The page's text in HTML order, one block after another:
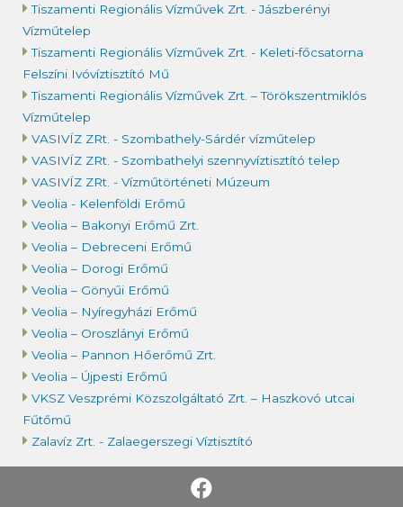
Tiszamenti Regionális Vízművek Zrt. - Jászberényi
Vízműtelep
Tiszamenti Regionális Vízművek Zrt. - Keleti-főcsatorna
Felszíni Ivóvíztisztító Mű
Tiszamenti Regionális Vízművek Zrt. – Törökszentmiklós
Vízműtelep
VASIVÍZ ZRt. - Szombathely-Sárdér vízműtelep
VASIVÍZ ZRt. - Szombathelyi szennyvíztisztító telep
VASIVÍZ ZRt. - Vízműtörténeti Múzeum
Veolia - Kelenföldi Erőmű
Veolia – Bakonyi Erőmű Zrt.
Veolia – Debreceni Erőmű
Veolia – Dorogi Erőmű
Veolia – Gönyűi Erőmű
Veolia – Nyíregyházi Erőmű
Veolia – Oroszlányi Erőmű
Veolia – Pannon Hőerőmű Zrt.
Veolia – Újpesti Erőmű
VKSZ Veszprémi Közszolgáltató Zrt. – Haszkovó utcai
Fűtőmű
Zalavíz Zrt. - Zalaegerszegi Víztisztító